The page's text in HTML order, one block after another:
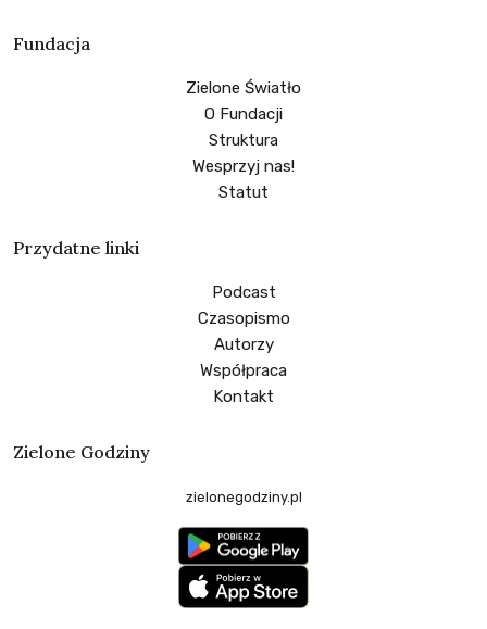
Fundacja
Zielone Światło
O Fundacji
Struktura
Wesprzyj nas!
Statut
Przydatne linki
Podcast
Czasopismo
Autorzy
Współpraca
Kontakt
Zielone Godziny
zielonegodziny.pl